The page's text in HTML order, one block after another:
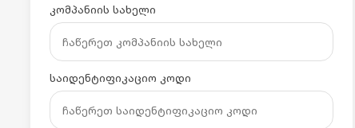
კომპანიის სახელი
საიდენტიფიკაციო კოდი